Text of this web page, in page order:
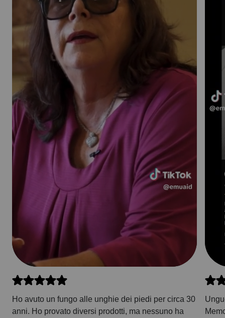
Ho avuto un fungo alle unghie dei piedi per circa 30
anni. Ho provato diversi prodotti, ma nessuno ha